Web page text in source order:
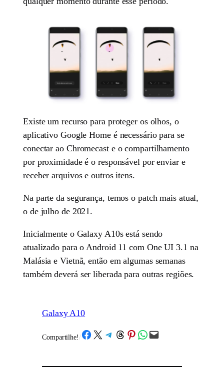
Existe um recurso para proteger os olhos, o
aplicativo Google Home é necessário para se
conectar ao Chromecast e o compartilhamento
por proximidade é o responsável por enviar e
receber arquivos e outros itens.
Na parte da segurança, temos o patch mais atual,
o de julho de 2021.
Inicialmente o Galaxy A10s está sendo
atualizado para o Android 11 com One UI 3.1 na
Malásia e Vietnã, então em algumas semanas
também deverá ser liberada para outras regiões.
Galaxy A10
Compartilhe! /Share on Facebook
Share on X Share on Telegram
Share on Threads
Share on Pinterest
Share on WhatsApp
Email this Page